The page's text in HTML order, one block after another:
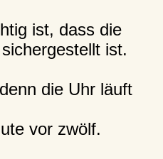
ist, dass die
ist.
die Uhr läuft
vor zwölf.